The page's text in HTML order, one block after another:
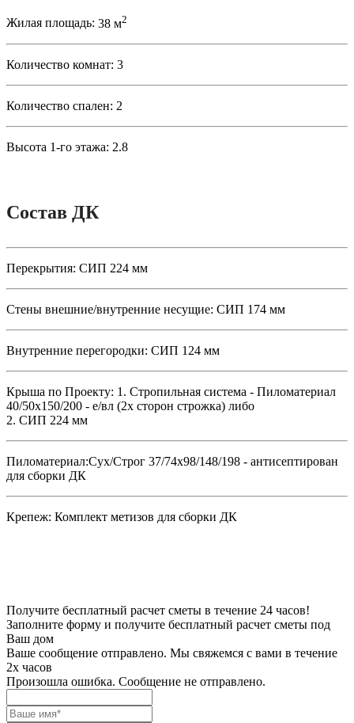
Жилая площадь: 38 м2
Количество комнат: 3
Количество спален: 2
Высота 1-го этажа: 2.8
Состав ДК
Перекрытия: СИП 224 мм
Стены внешние/внутренние несущие: СИП 174 мм
Внутренние перегородки: СИП 124 мм
Крыша по Проекту: 1. Стропильная система - Пиломатериал
40/50х150/200 - е/вл (2х сторон строжка) либо
2. СИП 224 мм
Пиломатериал:Сух/Строг 37/74х98/148/198 - антисептирован
для сборки ДК
Крепеж: Комплект метизов для сборки ДК
Получите бесплатный расчет сметы в течение 24 часов!
Заполните форму и получите бесплатный расчет сметы под
Ваш дом
Ваше сообщение отправлено. Мы свяжемся с вами в течение
2х часов
Произошла ошибка. Сообщение не отправлено.